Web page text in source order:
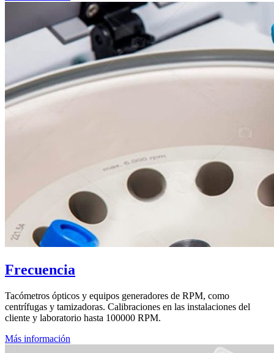
Frecuencia
Tacómetros ópticos y equipos generadores de RPM, como
centrífugas y tamizadoras. Calibraciones en las instalaciones del
cliente y laboratorio hasta 100000 RPM.
Más información